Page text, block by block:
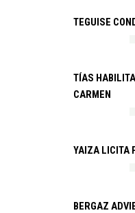
TEGUISE
TÍAS
CARMEN
YAIZA LICITA
BERGAZ